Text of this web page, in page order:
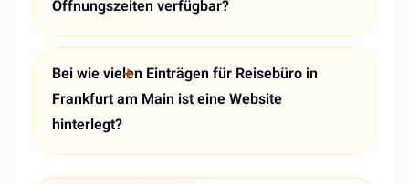
Öffnungszeiten verfügbar?
Bei wie vielen Einträgen für Reisebüro in
Frankfurt am Main ist eine Website
hinterlegt?